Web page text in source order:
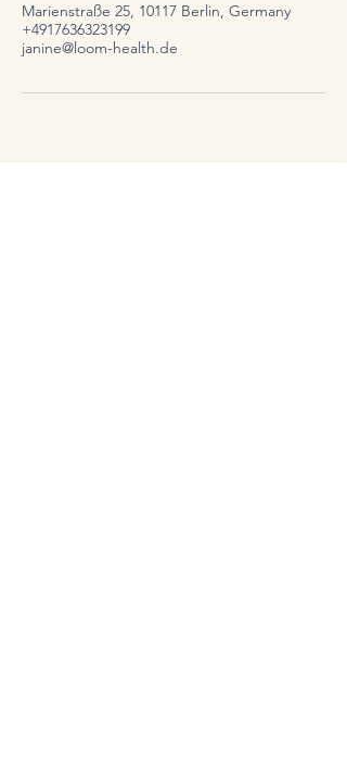
Marienstraße 25, 10117 Berlin, Germany
+4917636323199
janine@loom-health.de